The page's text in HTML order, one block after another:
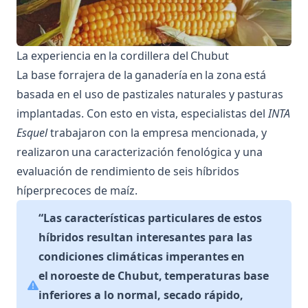
La experiencia en la cordillera del Chubut
La base forrajera de la ganadería en la zona está
basada en el uso de pastizales naturales y pasturas
implantadas. Con esto en vista, especialistas delINTA
Esqueltrabajaron con la empresa mencionada, y
realizaron una caracterización fenológica y una
evaluación de rendimiento de seis híbridos
híperprecoces de maíz.
“Las características particulares de estos
híbridos resultan interesantes para las
condiciones climáticas imperantes en
el noroeste de Chubut, temperaturas base
inferiores a lo normal, secado rápido,